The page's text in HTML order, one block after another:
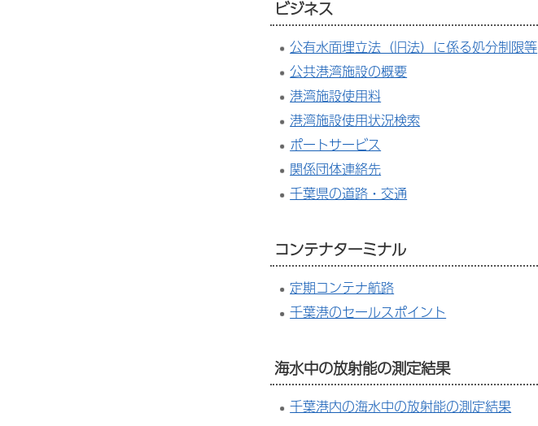
ビジネス
公有水面埋立法（旧法）に係る処分制限等
公共港湾施設の概要
港湾施設使用料
港湾施設使用状況検索
ポートサービス
関係団体連絡先
千葉県の道路・交通
コンテナターミナル
定期コンテナ航路
千葉港のセールスポイント
海水中の放射能の測定結果
千葉港内の海水中の放射能の測定結果